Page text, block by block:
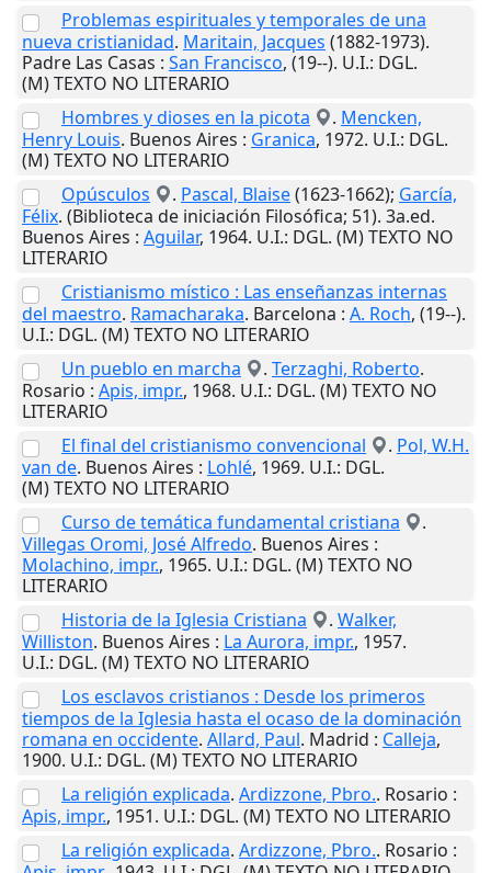
Problemas espirituales y temporales de una
nueva cristianidad. Maritain, Jacques (1882-1973).
Padre Las Casas : San Francisco, (19--). U.I.: DGL.
(M) TEXTO NO LITERARIO
Hombres y dioses en la picota
. Mencken,
Henry Louis. Buenos Aires : Granica, 1972. U.I.: DGL.
(M) TEXTO NO LITERARIO
Opúsculos
. Pascal, Blaise(1623-1662); García,
Félix. (Biblioteca de iniciación Filosófica; 51). 3a.ed.
Buenos Aires : Aguilar, 1964. U.I.: DGL. (M) TEXTO NO
LITERARIO
Cristianismo místico : Las enseñanzas internas
del maestro. Ramacharaka. Barcelona : A. Roch, (19--).
U.I.: DGL. (M) TEXTO NO LITERARIO
Un pueblo en marcha
. Terzaghi, Roberto.
Rosario : Apis, impr., 1968. U.I.: DGL. (M) TEXTO NO
LITERARIO
El final del cristianismo convencional
. Pol, W.H.
van de. Buenos Aires : Lohlé, 1969. U.I.: DGL.
(M) TEXTO NO LITERARIO
Curso de temática fundamental cristiana
.
Villegas Oromi, José Alfredo. Buenos Aires :
Molachino, impr., 1965. U.I.: DGL. (M) TEXTO NO
LITERARIO
Historia de la Iglesia Cristiana
. Walker,
Williston. Buenos Aires : La Aurora, impr., 1957.
U.I.: DGL. (M) TEXTO NO LITERARIO
Los esclavos cristianos : Desde los primeros
tiempos de la Iglesia hasta el ocaso de la dominación
romana en occidente. Allard, Paul. Madrid : Calleja,
1900. U.I.: DGL. (M) TEXTO NO LITERARIO
La religión explicada. Ardizzone, Pbro.. Rosario :
Apis, impr., 1951. U.I.: DGL. (M) TEXTO NO LITERARIO
La religión explicada. Ardizzone, Pbro.. Rosario :